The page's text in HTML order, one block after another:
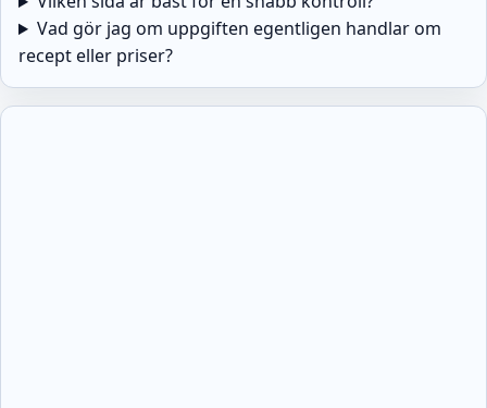
Vad gör jag om uppgiften egentligen handlar om
recept eller priser?